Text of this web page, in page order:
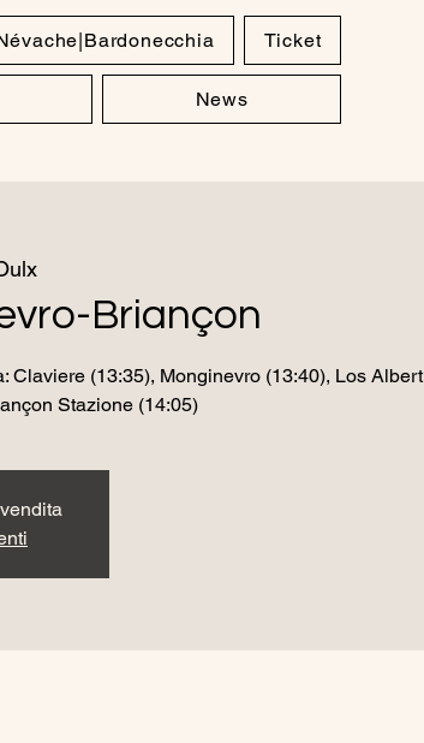
Ticket
News
Briançon
Claviere (13:35), Monginevro (13:40), Los Albert
Stazione (14:05)